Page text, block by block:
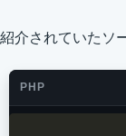
紹介されていたソ
PHP